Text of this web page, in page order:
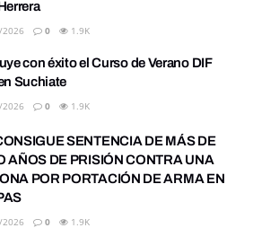
0 1.9K
con éxito el Curso de Verano DIF
Suchiate
0 1.9K
SENTENCIA DE MÁS DE
AÑOS DE PRISIÓN CONTRA UNA
POR PORTACIÓN DE ARMA EN
0 1.9K